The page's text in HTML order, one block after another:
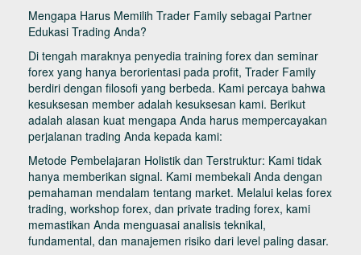
Mengapa Harus Memilih Trader Family sebagai Partner
Edukasi Trading Anda?
Di tengah maraknya penyedia training forex dan seminar
forex yang hanya berorientasi pada profit, Trader Family
berdiri dengan filosofi yang berbeda. Kami percaya bahwa
kesuksesan member adalah kesuksesan kami. Berikut
adalah alasan kuat mengapa Anda harus mempercayakan
perjalanan trading Anda kepada kami:
Metode Pembelajaran Holistik dan Terstruktur: Kami tidak
hanya memberikan signal. Kami membekali Anda dengan
pemahaman mendalam tentang market. Melalui kelas forex
trading, workshop forex, dan private trading forex, kami
memastikan Anda menguasai analisis teknikal,
fundamental, dan manajemen risiko dari level paling dasar.